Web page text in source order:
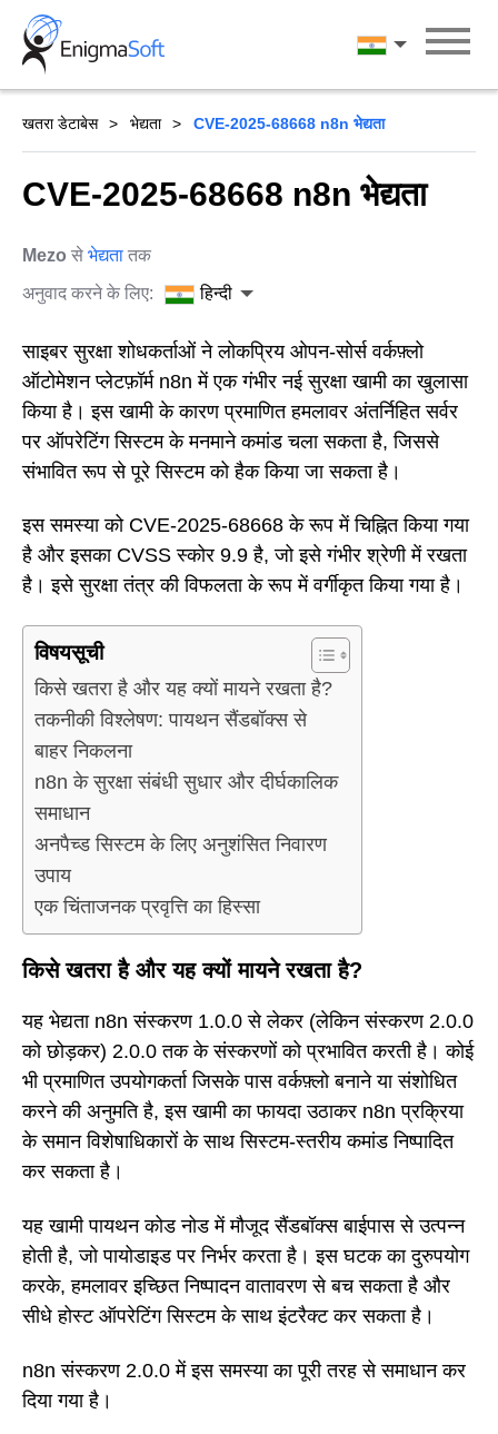
Skip
content
हिन्दी
खतरा डेटाबेस भेद्यता CVE-2025-68668 n8n भेद्यता
CVE-2025-68668 n8n भेद्यता
Mezo से भेद्यता तक
अनुवाद करने के लिए:
हिन्दी
साइबर सुरक्षा शोधकर्ताओं ने लोकप्रिय ओपन-सोर्स वर्कफ़्लो
ऑटोमेशन प्लेटफ़ॉर्म n8n में एक गंभीर नई सुरक्षा खामी का खुलासा
किया है। इस खामी के कारण प्रमाणित हमलावर अंतर्निहित सर्वर
पर ऑपरेटिंग सिस्टम के मनमाने कमांड चला सकता है, जिससे
संभावित रूप से पूरे सिस्टम को हैक किया जा सकता है।
इस समस्या को CVE-2025-68668 के रूप में चिह्नित किया गया
है और इसका CVSS स्कोर 9.9 है, जो इसे गंभीर श्रेणी में रखता
है। इसे सुरक्षा तंत्र की विफलता के रूप में वर्गीकृत किया गया है।
विषयसूची
किसे खतरा है और यह क्यों मायने रखता है?
तकनीकी विश्लेषण: पायथन सैंडबॉक्स से
बाहर निकलना
n8n के सुरक्षा संबंधी सुधार और दीर्घकालिक
समाधान
अनपैच्ड सिस्टम के लिए अनुशंसित निवारण
उपाय
एक चिंताजनक प्रवृत्ति का हिस्सा
किसे खतरा है और यह क्यों मायने रखता है?
यह भेद्यता n8n संस्करण 1.0.0 से लेकर (लेकिन संस्करण 2.0.0
को छोड़कर) 2.0.0 तक के संस्करणों को प्रभावित करती है। कोई
भी प्रमाणित उपयोगकर्ता जिसके पास वर्कफ़्लो बनाने या संशोधित
करने की अनुमति है, इस खामी का फायदा उठाकर n8n प्रक्रिया
के समान विशेषाधिकारों के साथ सिस्टम-स्तरीय कमांड निष्पादित
कर सकता है।
यह खामी पायथन कोड नोड में मौजूद सैंडबॉक्स बाईपास से उत्पन्न
होती है, जो पायोडाइड पर निर्भर करता है। इस घटक का दुरुपयोग
करके, हमलावर इच्छित निष्पादन वातावरण से बच सकता है और
सीधे होस्ट ऑपरेटिंग सिस्टम के साथ इंटरैक्ट कर सकता है।
n8n संस्करण 2.0.0 में इस समस्या का पूरी तरह से समाधान कर
दिया गया है।